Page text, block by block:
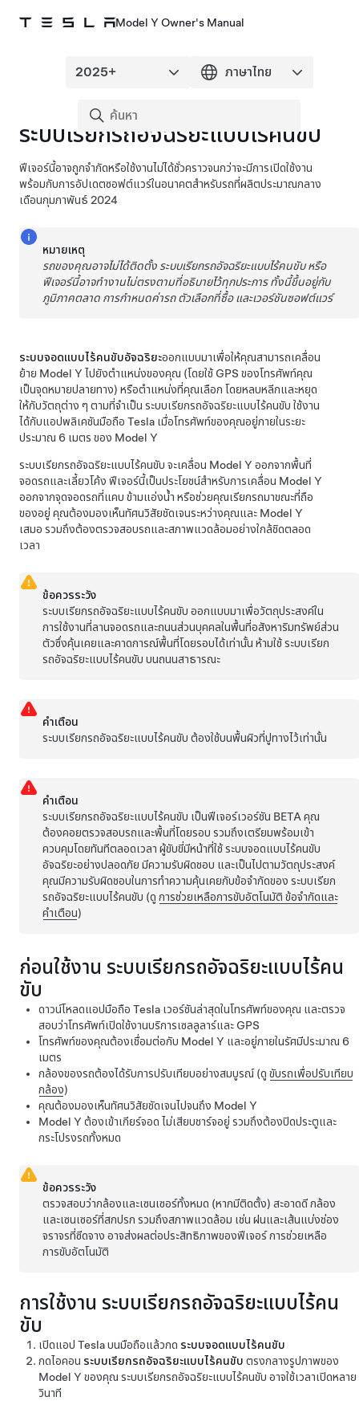
Model Y Owner's Manual
ระบบเรียกรถอัจฉริยะแบบไร้คนขับ
ฟีเจอร์นี้อาจถูกจำกัดหรือใช้งานไม่ได้ชั่วคราวจนกว่าจะมีการเปิดใช้งาน
พร้อมกับการอัปเดตซอฟต์แวร์ในอนาคตสำหรับรถที่ผลิตประมาณกลาง
เดือนกุมภาพันธ์ 2024
หมายเหตุ
รถของคุณอาจไม่ได้ติดตั้ง ระบบเรียกรถอัจฉริยะแบบไร้คนขับหรือ
ฟีเจอร์นี้อาจทำงานไม่ตรงตามที่อธิบายไว้ทุกประการ ทั้งนี้ขึ้นอยู่กับ
ภูมิภาคตลาด การกำหนดค่ารถ ตัวเลือกที่ซื้อ และเวอร์ชันซอฟต์แวร์
ระบบจอดแบบไร้คนขับอัจฉริยะออกแบบมาเพื่อให้คุณสามารถเคลื่อน
ย้าย Model Y ไปยังตำแหน่งของคุณ (โดยใช้ GPS ของโทรศัพท์คุณ
เป็นจุดหมายปลายทาง) หรือตำแหน่งที่คุณเลือก โดยหลบหลีกและหยุด
ให้กับวัตถุต่าง ๆ ตามที่จำเป็น ระบบเรียกรถอัจฉริยะแบบไร้คนขับ ใช้งาน
ได้กับแอปพลิเคชันมือถือ Tesla เมื่อโทรศัพท์ของคุณอยู่ภายในระยะ
ประมาณ 6 เมตร ของ Model Y
ระบบเรียกรถอัจฉริยะแบบไร้คนขับ จะเคลื่อน Model Y ออกจากพื้นที่
จอดรถและเลี้ยวโค้ง ฟีเจอร์นี้เป็นประโยชน์สำหรับการเคลื่อน Model Y
ออกจากจุดจอดรถที่แคบ ข้ามแอ่งน้ำ หรือช่วยคุณเรียกรถมาขณะที่ถือ
ของอยู่ คุณต้องมองเห็นทัศนวิสัยชัดเจนระหว่างคุณและ Model Y
เสมอ รวมถึงต้องตรวจสอบรถและสภาพแวดล้อมอย่างใกล้ชิดตลอด
เวลา
ข้อควรระวัง
ระบบเรียกรถอัจฉริยะแบบไร้คนขับ ออกแบบมาเพื่อวัตถุประสงค์ใน
การใช้งานที่ลานจอดรถและถนนส่วนบุคคลในพื้นที่อสังหาริมทรัพย์ส่วน
ตัวซึ่งคุ้นเคยและคาดการณ์พื้นที่โดยรอบได้เท่านั้น ห้ามใช้ระบบเรียก
รถอัจฉริยะแบบไร้คนขับ บนถนนสาธารณะ
คำเตือน
ระบบเรียกรถอัจฉริยะแบบไร้คนขับ ต้องใช้บนพื้นผิวที่ปูทางไว้เท่านั้น
คำเตือน
ระบบเรียกรถอัจฉริยะแบบไร้คนขับ เป็นฟีเจอร์เวอร์ชัน BETA คุณ
ต้องคอยตรวจสอบรถและพื้นที่โดยรอบ รวมถึงเตรียมพร้อมเข้า
ควบคุมโดยทันทีตลอดเวลา ผู้ขับขี่มีหน้าที่ใช้ระบบจอดแบบไร้คนขับ
อัจฉริยะอย่างปลอดภัย มีความรับผิดชอบ และเป็นไปตามวัตถุประสงค์
คุณมีความรับผิดชอบในการทำความคุ้นเคยกับข้อจำกัดของระบบเรียก
รถอัจฉริยะแบบไร้คนขับ (ดูการช่วยเหลือการขับอัตโนมัติ ข้อจำกัดและ
คำเตือน)
ก่อนใช้งาน ระบบเรียกรถอัจฉริยะแบบไร้คน
ขับ
ดาวน์โหลดแอปมือถือ Tesla เวอร์ชันล่าสุดในโทรศัพท์ของคุณ และตรวจ
สอบว่าโทรศัพท์เปิดใช้งานบริการเซลลูลาร์และ GPS
โทรศัพท์ของคุณต้องเชื่อมต่อกับ Model Y และอยู่ภายในรัศมีประมาณ 6
เมตร
กล้องของรถต้องได้รับการปรับเทียบอย่างสมบูรณ์ (ดู ขับรถเพื่อปรับเทียบ
กล้อง)
คุณต้องมองเห็นทัศนวิสัยชัดเจนไปจนถึง Model Y
Model Y ต้องเข้าเกียร์จอด ไม่เสียบชาร์จอยู่ รวมถึงต้องปิดประตูและ
กระโปรงรถทั้งหมด
ข้อควรระวัง
ตรวจสอบว่ากล้องและเซนเซอร์ทั้งหมด (หากมีติดตั้ง) สะอาดดี กล้อง
และเซนเซอร์ที่สกปรก รวมถึงสภาพแวดล้อม เช่น ฝนและเส้นแบ่งช่อง
จราจรที่ซีดจาง อาจส่งผลต่อประสิทธิภาพของฟีเจอร์การช่วยเหลือ
การขับอัตโนมัติ
การใช้งาน ระบบเรียกรถอัจฉริยะแบบไร้คน
ขับ
เปิดแอป Tesla บนมือถือแล้วกด ระบบจอดแบบไร้คนขับ
กดไอคอน ระบบเรียกรถอัจฉริยะแบบไร้คนขับ ตรงกลางรูปภาพของ
Model Y ของคุณ ระบบเรียกรถอัจฉริยะแบบไร้คนขับ อาจใช้เวลาเปิดหลาย
วินาที